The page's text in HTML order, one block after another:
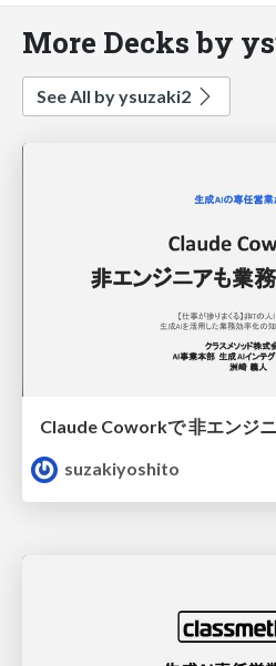
More Decks by
See All by ysuzaki2
Claude Coworkで 非エンジ
suzakiyoshito